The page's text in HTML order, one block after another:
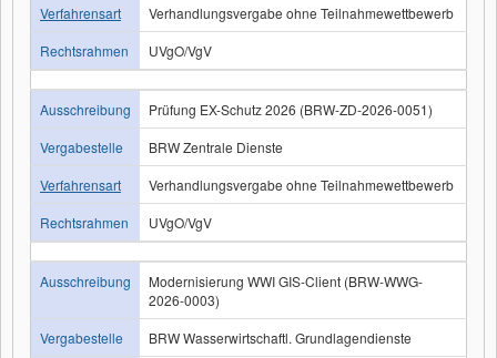
Verfahrensart
Verhandlungsvergabe ohne Teilnahmewettbewerb
Rechtsrahmen
UVgO/VgV
Ausschreibung
Prüfung EX-Schutz 2026 (BRW-ZD-2026-0051)
Vergabestelle
BRW Zentrale Dienste
Verfahrensart
Verhandlungsvergabe ohne Teilnahmewettbewerb
Rechtsrahmen
UVgO/VgV
Ausschreibung
Modernisierung WWI GIS-Client (BRW-WWG-
2026-0003)
Vergabestelle
BRW Wasserwirtschaftl. Grundlagendienste